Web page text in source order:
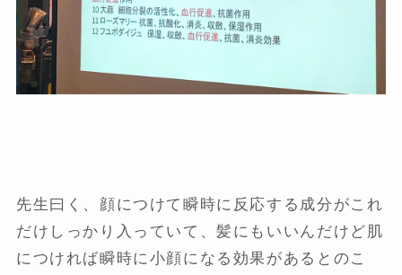
先生曰く、顔につけて瞬時に反応する成分がこれ
だけしっかり入っていて、髪にもいいんだけど肌
につければ瞬時に小顔になる効果があるとのこ